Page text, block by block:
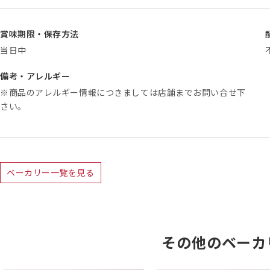
賞味期限・保存方法
当日中
備考・アレルギー
※商品のアレルギー情報につきましては店舗までお問い合せ下
さい。
ベーカリー一覧を見る
その他のベーカ